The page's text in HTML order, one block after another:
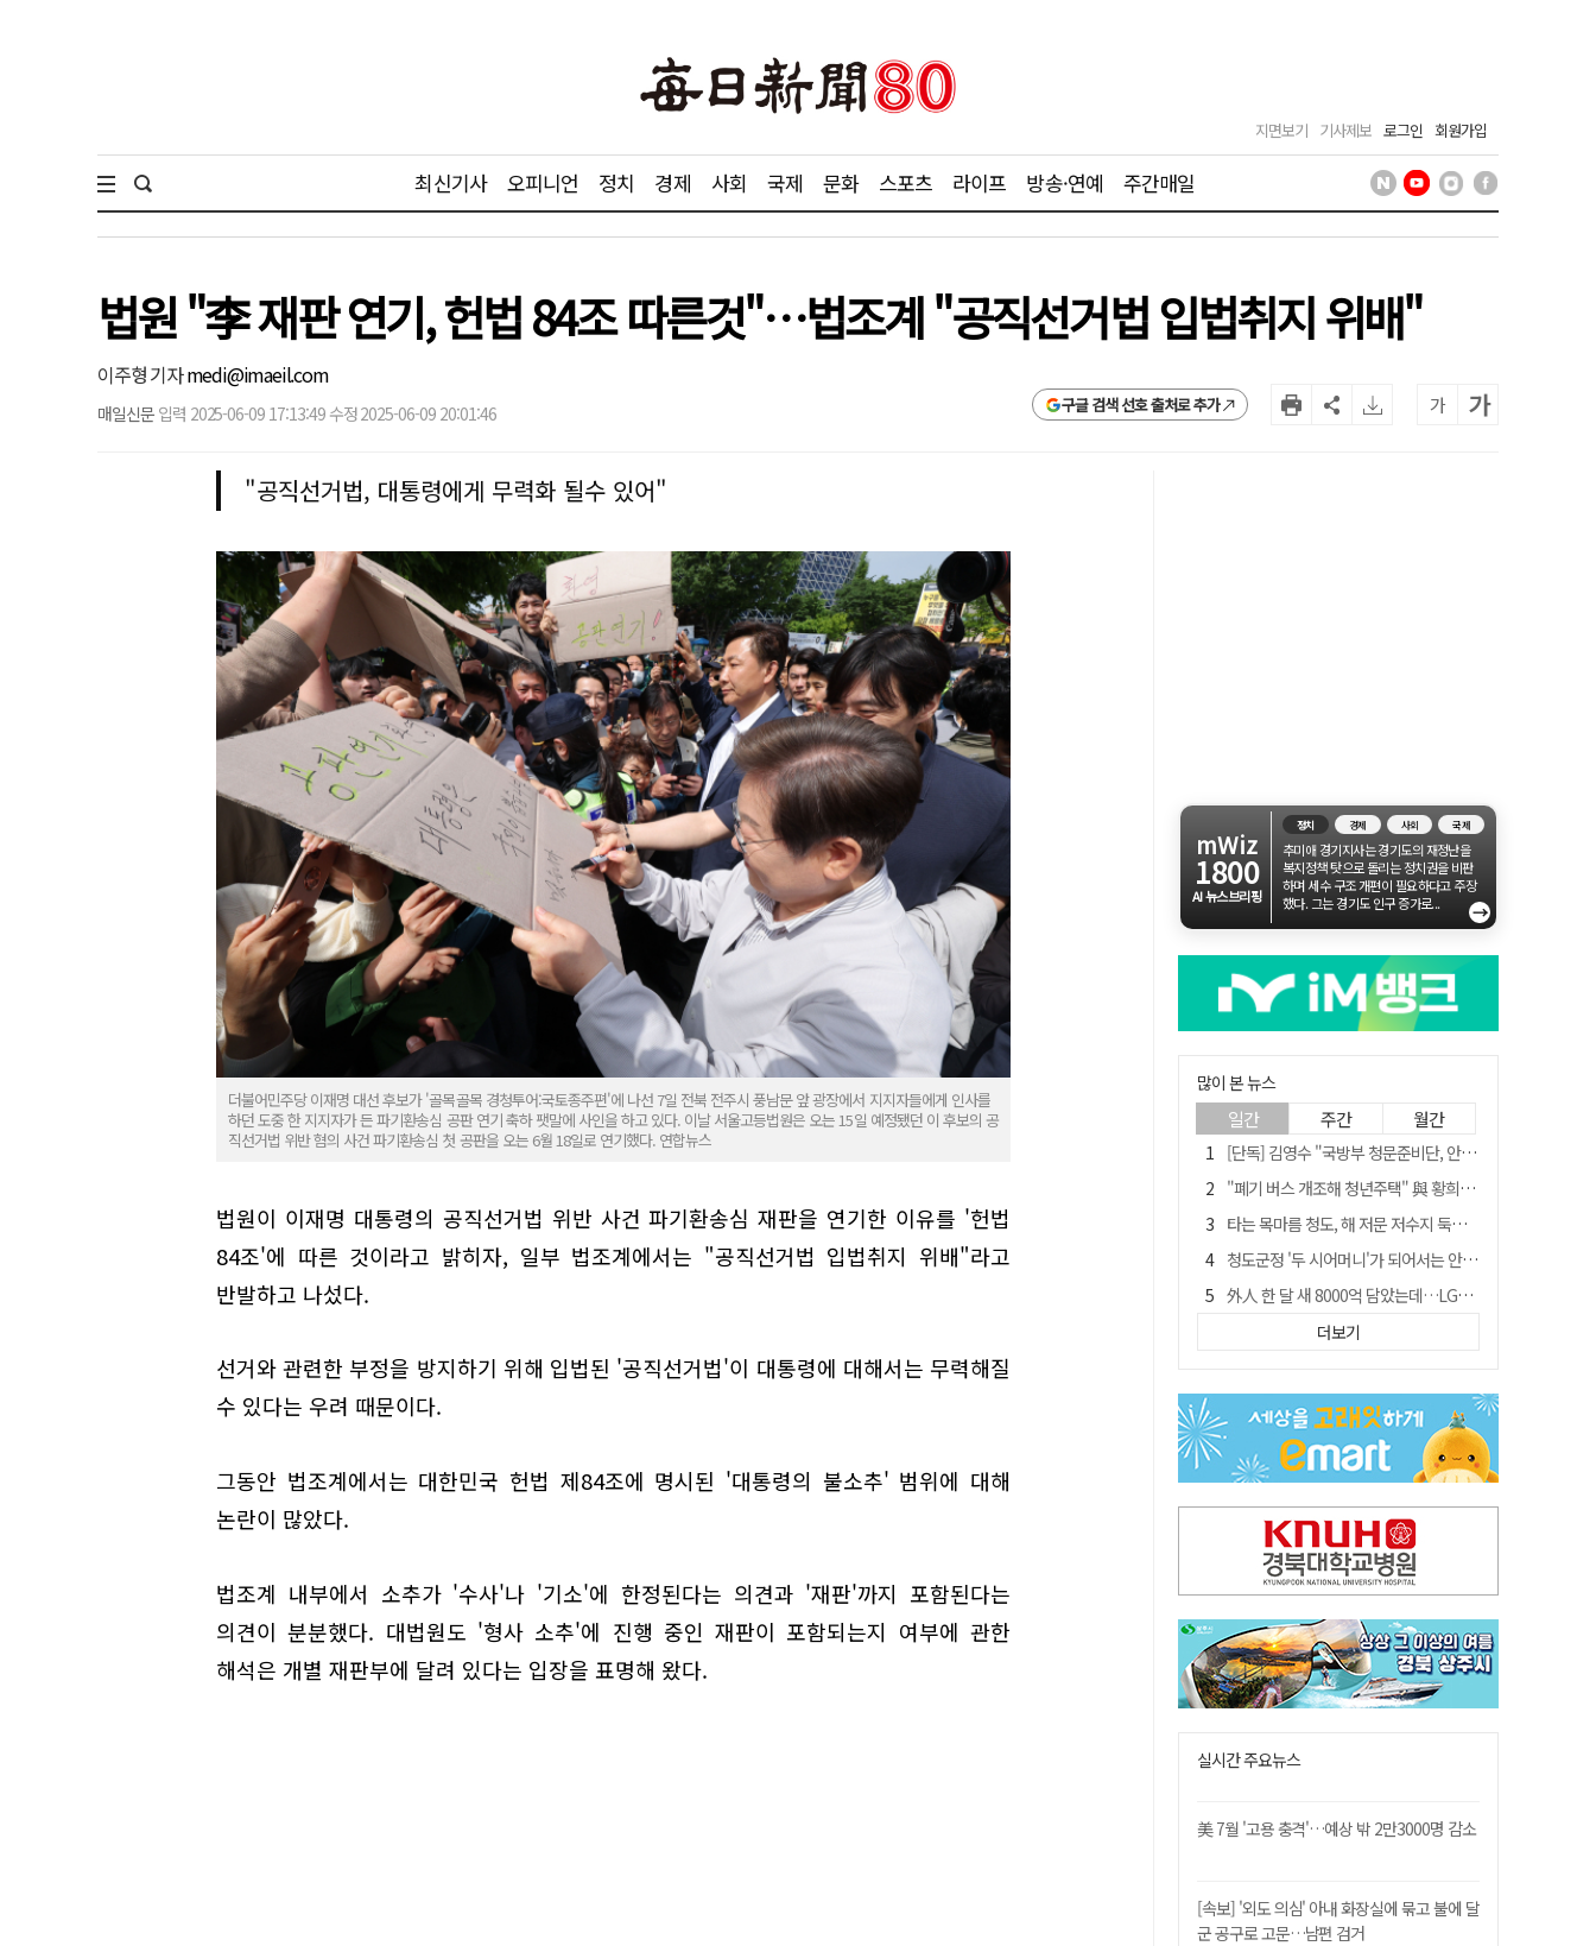
지면보기 기사제보 로그인 회원가입
최신기사 오피니언 정치 경제 사회 국제 문화 스포츠 라이프 방송·연예 주간매일
법원 "李 재판 연기, 헌법 84조 따른것"…법조계 "공직선거법 입법취지 위배"
이주형 기자medi@imaeil.com
매일신문 입력 2025-06-09 17:13:49 수정 2025-06-09 20:01:46 구글 검색 선호 출처로 추가 가 가
"공직선거법, 대통령에게 무력화 될수 있어"
더불어민주당 이재명 대선 후보가 '골목골목 경청투어:국토종주편'에 나선 7일 전북 전주시 풍남문 앞 광장에서 지지자들에게 인사를
하던 도중 한 지지자가 든 파기환송심 공판 연기 축하 팻말에 사인을 하고 있다. 이날 서울고등법원은 오는 15일 예정됐던 이 후보의 공
직선거법 위반 혐의 사건 파기환송심 첫 공판을 오는 6월 18일로 연기했다. 연합뉴스
법원이 이재명 대통령의 공직선거법 위반 사건 파기환송심 재판을 연기한 이유를 '헌법
84조'에 따른 것이라고 밝히자, 일부 법조계에서는 "공직선거법 입법취지 위배"라고
반발하고 나섰다.
선거와 관련한 부정을 방지하기 위해 입법된 '공직선거법'이 대통령에 대해서는 무력해질
수 있다는 우려 때문이다.
그동안 법조계에서는 대한민국 헌법 제84조에 명시된 '대통령의 불소추' 범위에 대해
논란이 많았다.
법조계 내부에서 소추가 '수사'나 '기소'에 한정된다는 의견과 '재판'까지 포함된다는
의견이 분분했다. 대법원도 '형사 소추'에 진행 중인 재판이 포함되는지 여부에 관한
해석은 개별 재판부에 달려 있다는 입장을 표명해 왔다.
mWiz
1800
AI 뉴스브리핑
정치 경제 사회 국제
추미애 경기지사는 경기도의 재정난을
복지정책 탓으로 돌리는 정치권을 비판
하며 세수 구조 개편이 필요하다고 주장
했다. 그는 경기도 인구 증가로...
→
많이 본 뉴스
일간 주간 월간
[단독] 김영수 "국방부 청문준비단, 안규백 탈영 알고있었다"
"폐기 버스 개조해 청년주택" 與 황희…'딸 학비는 年 4200만원'
타는 목마름 청도, 해 저문 저수지 둑에 군수가 서 있었다
청도군정 '두 시어머니'가 되어서는 안된다
外人 한 달 새 8000억 담았는데…LG이노텍 목표주가는 왜 엇갈릴까
임시휴업 들어갔던 홈플러스 영주점, 7일 영업 재개…지하 1층만 운영
SK하이닉스, 주당 375원 분기 배당 공시…"3분기 중 주주환원 방안 확정"
이의준 전 경북도 새마을봉사과장, 제28대 울릉군 부군수 취임
"상법개정해도 주주가 '봉'"…하이닉스 솔리다임 상장설에 술렁[개미와글와글]
더보기
실시간 주요뉴스
美 7월 '고용 충격'…예상 밖 2만3000명 감소
[속보] '외도 의심' 아내 화장실에 묶고 불에 달
군 공구로 고문…남편 검거